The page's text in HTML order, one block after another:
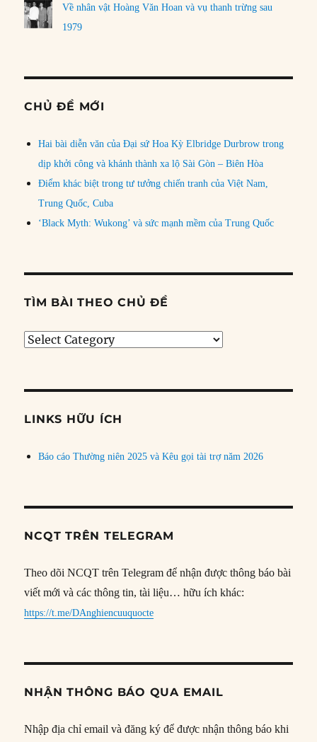
Về nhân vật Hoàng Văn Hoan và vụ thanh trừng sau
1979
CHỦ ĐỀ MỚI
Hai bài diễn văn của Đại sứ Hoa Kỳ Elbridge Durbrow trong
dịp khởi công và khánh thành xa lộ Sài Gòn – Biên Hòa
Điểm khác biệt trong tư tưởng chiến tranh của Việt Nam,
Trung Quốc, Cuba
‘Black Myth: Wukong’ và sức mạnh mềm của Trung Quốc
TÌM BÀI THEO CHỦ ĐỀ
Tìm
đề
LINKS HỮU ÍCH
Báo cáo Thường niên 2025 và Kêu gọi tài trợ năm 2026
NCQT TRÊN TELEGRAM
Theo dõi NCQT trên Telegram để nhận được thông báo bài
viết mới và các thông tin, tài liệu… hữu ích khác:
https://t.me/DAnghiencuuquocte
NHẬN THÔNG BÁO QUA EMAIL
Nhập địa chỉ email và đăng ký để được nhận thông báo khi